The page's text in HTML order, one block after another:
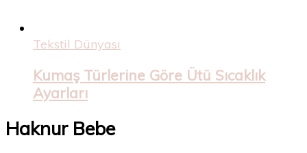
Tekstil Dünyası
Kumaş Türlerine Göre Ütü Sıcaklık
Ayarları
Haknur Bebe